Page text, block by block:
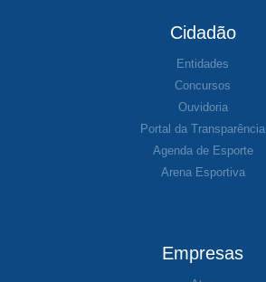
Cidadão
Entidades
Concursos
Ouvidoria
Portal da Transparência
Agenda de Esporte
Arena Esportiva
Empresas